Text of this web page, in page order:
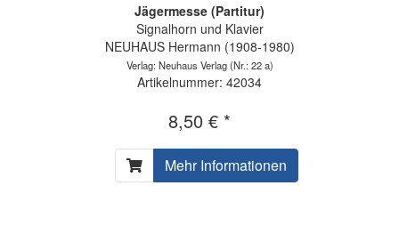
Jägermesse (Partitur)
Signalhorn und Klavier
NEUHAUS Hermann (1908-1980)
Verlag: Neuhaus Verlag(Nr.: 22 a)
Artikelnummer: 42034
8,50 € *
Mehr Informationen